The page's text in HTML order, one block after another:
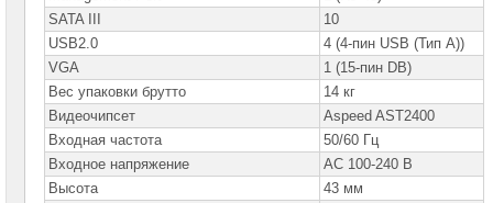
сетевое
оборудование
СХД
системы
хранения
данных
Компоненты
компьютеров
SATA III
10
USB2.0
4 (4-пин USB (Тип A))
VGA
1 (15-пин DB)
Вес упаковки брутто
14 кг
Видеочипсет
Aspeed AST2400
Входная частота
50/60 Гц
Входное напряжение
AC 100-240 В
Высота
43 мм